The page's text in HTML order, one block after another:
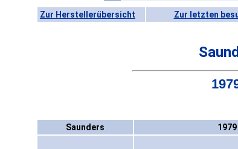
Zur Herstellerübersicht Zur letzten
Saunders